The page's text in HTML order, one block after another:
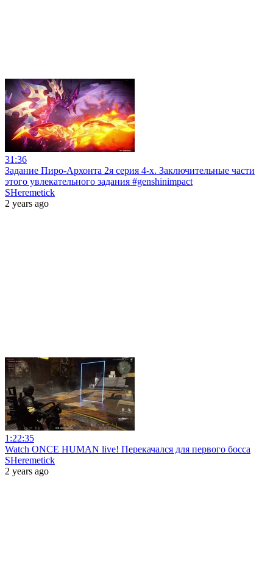
31:36
Задание Пиро-Архонта 2я серия 4-х. Заключительные части
этого увлекательного задания #genshinimpact
SHeremetick
2 years ago
1:22:35
Watch ONCE HUMAN live! Перекачался для первого босса
SHeremetick
2 years ago